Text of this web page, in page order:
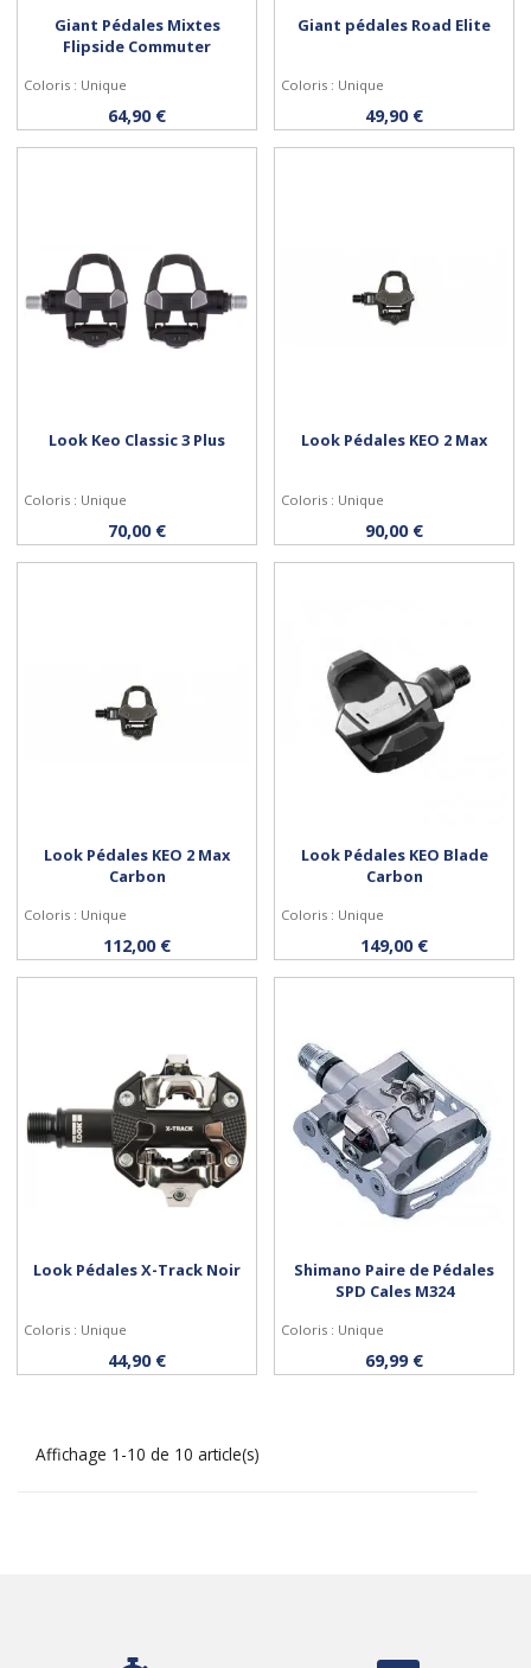
Acheter
Giant Pédales Mixtes
Flipside Commuter
Coloris : Unique
64,90 € Acheter
Giant pédales Road Elite
Coloris : Unique
49,90 €
Acheter
Look Keo Classic 3 Plus
Coloris : Unique
70,00 € Acheter
Look Pédales KEO 2 Max
Coloris : Unique
90,00 €
Acheter
Look Pédales KEO 2 Max
Carbon
Coloris : Unique
112,00 € Acheter
Look Pédales KEO Blade
Carbon
Coloris : Unique
149,00 €
Acheter
Look Pédales X-Track Noir
Coloris : Unique
44,90 € Acheter
Shimano Paire de Pédales
SPD Cales M324
Coloris : Unique
69,99 €
Affichage 1-10 de 10 article(s)